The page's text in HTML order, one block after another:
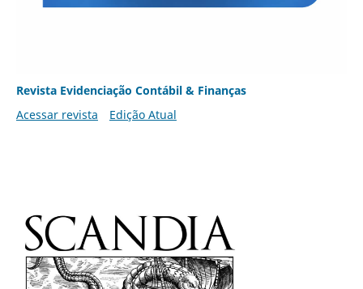
Revista Evidenciação Contábil & Finanças
Acessar revista
Edição Atual